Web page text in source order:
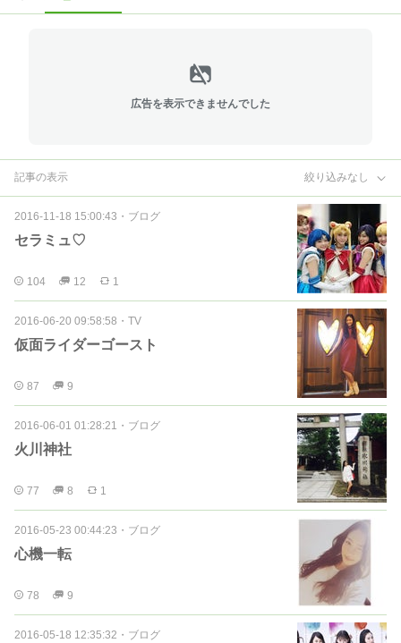
広告を表示できませんでした
記事の表示 絞り込みなし
2016-11-18 15:00:43 ・ ブログ
セラミュ♡
104 12 1
2016-06-20 09:58:58 ・ TV
仮面ライダーゴースト
87 9
2016-06-01 01:28:21 ・ ブログ
火川神社
77 8 1
2016-05-23 00:44:23 ・ ブログ
心機一転
78 9
2016-05-18 12:35:32 ・ ブログ